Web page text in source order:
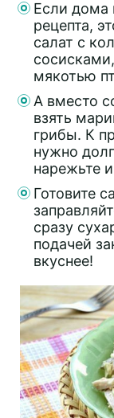
Если дома
рецепта,
салат с
мякотью
А вместо
взять
грибы. К
нужно
нарежьте
Готовите
сразу
подачей
вкуснее!